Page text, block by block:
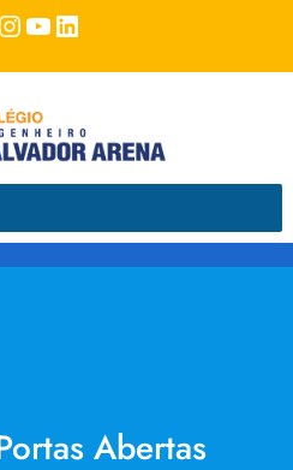
Instagram
Youtube
LinkedIn
Abertas